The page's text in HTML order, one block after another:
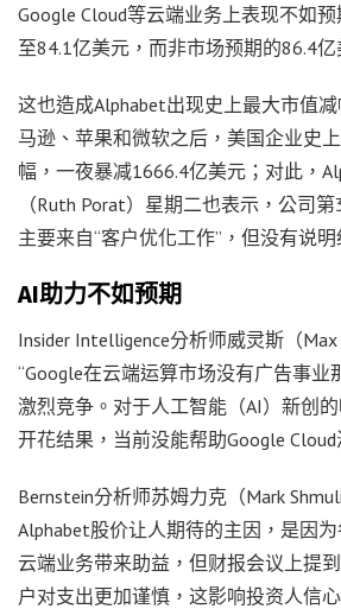
Google Cloud等云端业务上表现不如
至84.1亿美元，而非市场预期的86.4亿
这也造成Alphabet出现史上最大市值
马逊、苹果和微软之后，美国企业史
幅，一夜暴减1666.4亿美元；对此，
（Ruth Porat）星期二也表示，公司
主要来自“客户优化工作”，但没有说明
AI助力不如预期
Insider Intelligence分析师威灵斯（Max
“Google在云端运算市场没有广告事业
激烈竞争。对于人工智能（AI）新创
开花结果，当前没能帮助Google
Bernstein分析师苏姆力克（Mark
Alphabet股价让人期待的主因，是因
云端业务带来助益，但财报会议上提
户对支出更加谨慎，这影响投资人信